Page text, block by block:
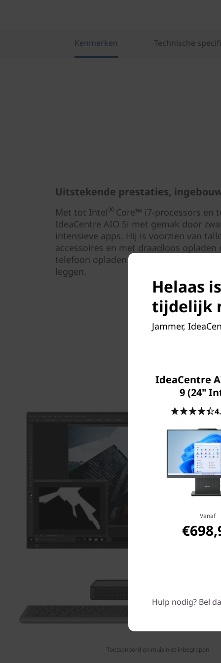
Kenmerken Technische
Uitstekende prestaties,
Met tot Intel® Core™ i7-processors en
IdeaCentre AIO 5i met gemak door
intensieve apps. Hij is voorzien van
accessoires en met draadloos
telefoon opladen door hem gewoon op
leggen.
Toetsenbord en muis niet inbegrepen
Helaas
tijdelijk
Jammer,
IdeaCentre
9 (24"
Vanaf
Hulp nodig? Bel